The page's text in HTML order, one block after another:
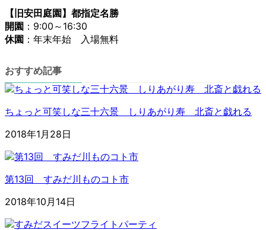
【旧安田庭園】都指定名勝
開園 ：9:00～16:30
休園 ：年末年始 入場無料
おすすめ記事
ちょっと可笑しな三十六景 しりあがり寿 北斎と戯れる
2018年1月28日
第13回 すみだ川ものコト市
2018年10月14日